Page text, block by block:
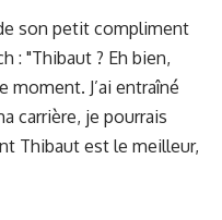
son petit compliment
: "Thibaut ? Eh bien,
J’ai entraîné
carrière, je pourrais
Thibaut est le meilleur,